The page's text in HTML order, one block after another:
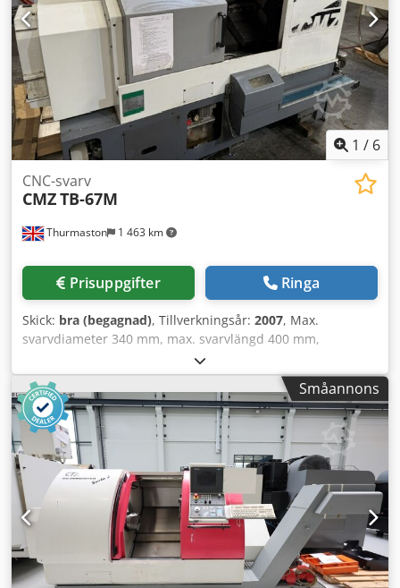
1 / 6
Thurmaston 1 463 km
CNC-svarv
CMZTB-67M
Prisuppgifter Ringa
Skick: bra (begagnad), Tillverkningsår: 2007, Max.
svarvdiameter 340 mm, max. svarvlängd 400 mm,
stångkapacitet 66 mm, spindelhastighet 4000 varv/min,
spindelmotor 22 kW, fräshastighet 4 000 varv/min, revolver
med 12 stationer, FANUC 32i-styrning, detaljfångare,
detaljtransportör, spåntransportör, trebackschuck,
kylvätska. Codpjzg Eayefx Ailerf
Småannons